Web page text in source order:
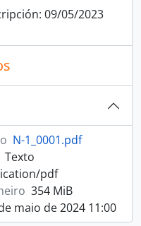
09/05/2023
N-1_0001.pdf
Texto
pdf
354 MiB
maio de 2024 11:00